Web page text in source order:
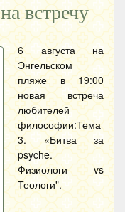
встречу
6 августа на
Энгельском
пляже в 19:00
новая встреча
любителей
философии:Тема
3. «Битва за
psyche.
Физиологи vs
Теологи".